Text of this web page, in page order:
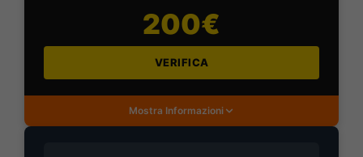
200€
VERIFICA
Mostra Informazioni